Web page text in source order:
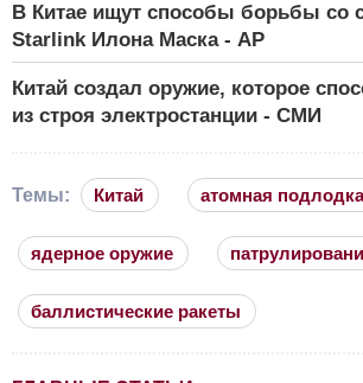
В Китае ищут способы борьбы со
Starlink Илона Маска - AP
Китай создал оружие, которое
из строя электростанции - СМИ
Темы: Китай атомная подлодка
ядерное оружие
баллистические ракеты